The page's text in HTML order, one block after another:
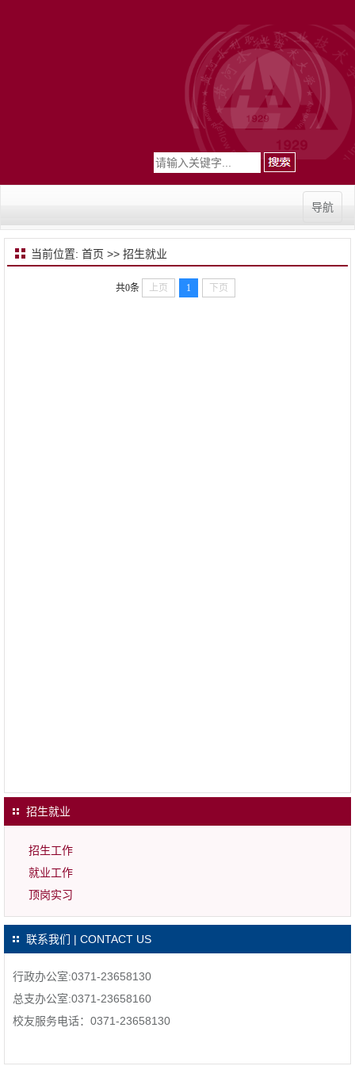
导航
当前位置: 首页 >> 招生就业
共0条 上页 1 下页
招生就业
招生工作
就业工作
顶岗实习
联系我们 | CONTACT US
行政办公室:0371-23658130
总支办公室:0371-23658160
校友服务电话：0371-23658130